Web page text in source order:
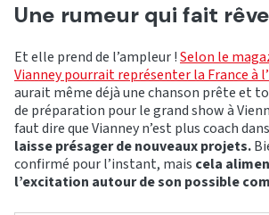
Une rumeur qui fait
Et elle prend de l’ampleur !Selon le
Vianney pourrait représenter la France à
aurait même déjà une chanson prête et
de préparation pour le grand show à
faut dire que Vianney n’est plus coach
laisse présager de nouveaux projets.
confirmé pour l’instant, mais cela
l’excitation autour de son possible